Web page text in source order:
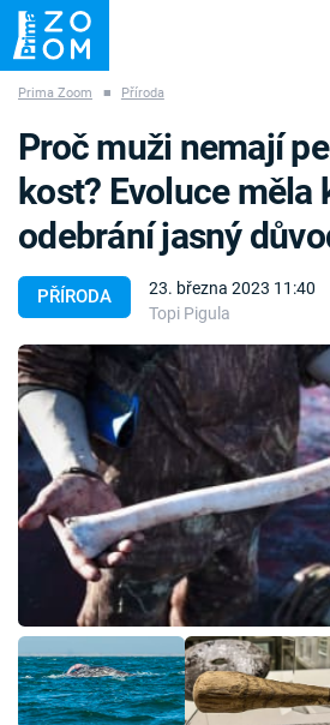
ZÁHADY VETŘELCI DÁVNOVĚKU
Témata
Témata
Pořady
TV Program
Časopis
Sledujte prima+
Přihlášení
Prima Zoom ■ Příroda
PŘÍRODA
23. března 2023 11:40
Topi Pigula
Proč muži nemají
kost? Evoluce měla
odebrání jasný